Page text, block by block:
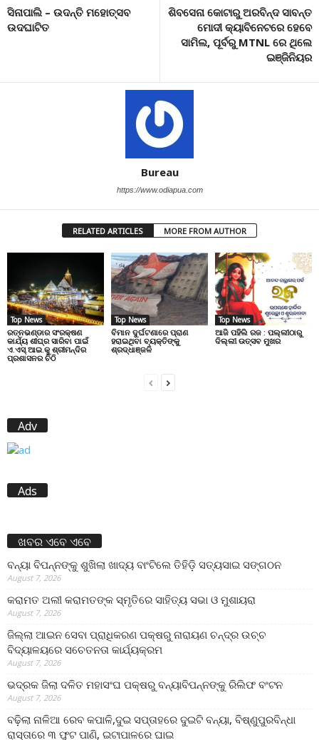
ସିନାପାଲି – ଉଦନ୍ତି ମହୋତ୍ସବ
ଉଦଘାଟିତ
ଶିବସେନା କୋଟାରୁ ଅରବିନ୍ଦ ସାବନ୍ତ
ମୋଦୀ କ୍ୟାବିନେଟରେ ହେବେ
ସାମିଲ, ପୂର୍ବରୁ MTNL ରେ ଥିଲେ
ଇଞ୍ଜିନିୟର
Bureau
https://www.odiapua.com
RELATED ARTICLES MORE FROM AUTHOR
Top News
ରତ୍ନଭଣ୍ଡାର ସଂରକ୍ଷଣ
କାର୍ଯ୍ୟ ଶୀଘ୍ର ସାରିବା ପାଇଁ
ଏ.ଏସ୍.ଆଇ.କୁ ଶ୍ରୀମନ୍ଦିର
ପ୍ରଶାସନର ଚିଠି
Top News
ବିମାନ ଦୁର୍ଘଟଣାରେ ପ୍ରାଣ
ହରାଇଥିବା ବ୍ୟକ୍ତିଙ୍କୁ
ଶ୍ରଦ୍ଧାଞ୍ଜଳି
Top News
ଆଜି ପହିଲି ରଜ : ପଲ୍ଲୀଠାରୁ
ଦିଲ୍ଲୀ ଉତ୍ସବ ମୁଖର
Adv
Ads
ଖବର ଏବେ ଏବେ
ବନ୍ୟା ବିପନ୍ନଙ୍କୁ ଶୁଖିଲା ଖାଦ୍ୟ ବାଂଟିଲେ ତିହିଡି଼ ସତ୍ୟସାଇ ସଙ୍ଗଠନ
August 7, 2026
କରାମତ ଅଲୀ କରାମତଙ୍କ ସ୍ମୃତିରେ ସାହିତ୍ୟ ସଭା ଓ ମୁଶାୟରା
August 7, 2026
ଜିଲ୍ଲା ଆଇନ ସେବା ପ୍ରାଧିକରଣ ପକ୍ଷରୁ ନାରାୟଣ ଚନ୍ଦ୍ର ଉଚ୍ଚ
ବିଦ୍ୟାଳୟରେ ସଚେତନତା କାର୍ଯ୍ୟକ୍ରମ
August 7, 2026
ଭଦ୍ରକ ଜିଲା ଦଳିତ ମହାସଂଘ ପକ୍ଷରୁ ବନ୍ୟାବିପନ୍ନଙ୍କୁ ରିଲିଫ ବଂଟନ
August 7, 2026
ବଢ଼ିଲା ନାଳିଆ ରେବ କପାଳି,ଦୁଇ ସପ୍ତାହରେ ଦୁଇଟି ବନ୍ୟା, ବିଷ୍ଣୁପୁରବିନ୍ଧା
ରାସ୍ତାରେ ୩ ଫୁଟ ପାଣି, ଇଟାପାଳରେ ଘାଇ